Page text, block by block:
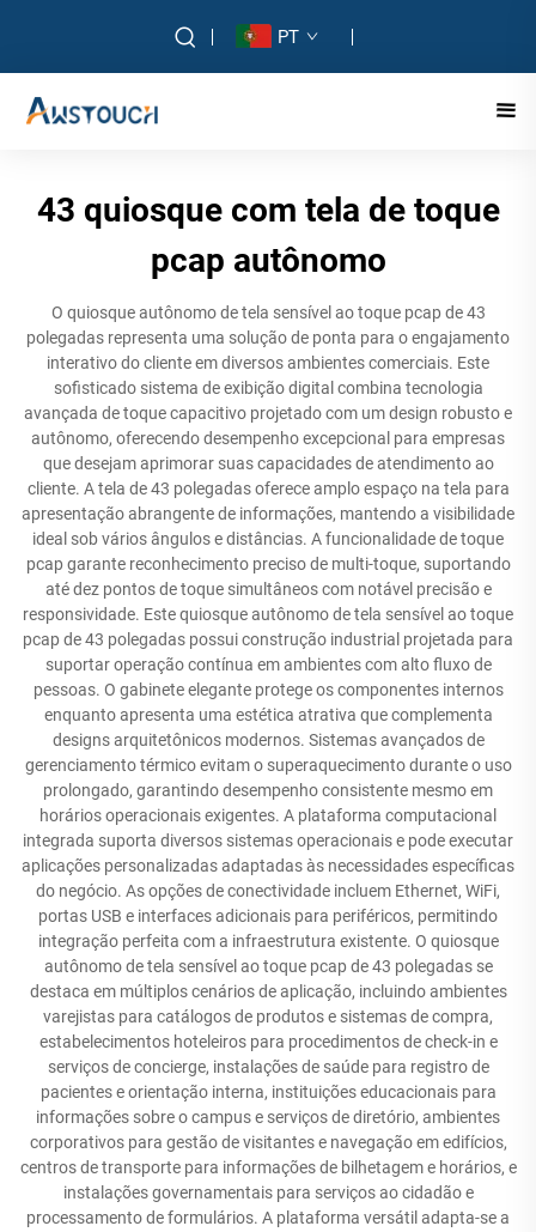
PT
43 quiosque com tela de toque
pcap autônomo
O quiosque autônomo de tela sensível ao toque pcap de 43
polegadas representa uma solução de ponta para o engajamento
interativo do cliente em diversos ambientes comerciais. Este
sofisticado sistema de exibição digital combina tecnologia
avançada de toque capacitivo projetado com um design robusto e
autônomo, oferecendo desempenho excepcional para empresas
que desejam aprimorar suas capacidades de atendimento ao
cliente. A tela de 43 polegadas oferece amplo espaço na tela para
apresentação abrangente de informações, mantendo a visibilidade
ideal sob vários ângulos e distâncias. A funcionalidade de toque
pcap garante reconhecimento preciso de multi-toque, suportando
até dez pontos de toque simultâneos com notável precisão e
responsividade. Este quiosque autônomo de tela sensível ao toque
pcap de 43 polegadas possui construção industrial projetada para
suportar operação contínua em ambientes com alto fluxo de
pessoas. O gabinete elegante protege os componentes internos
enquanto apresenta uma estética atrativa que complementa
designs arquitetônicos modernos. Sistemas avançados de
gerenciamento térmico evitam o superaquecimento durante o uso
prolongado, garantindo desempenho consistente mesmo em
horários operacionais exigentes. A plataforma computacional
integrada suporta diversos sistemas operacionais e pode executar
aplicações personalizadas adaptadas às necessidades específicas
do negócio. As opções de conectividade incluem Ethernet, WiFi,
portas USB e interfaces adicionais para periféricos, permitindo
integração perfeita com a infraestrutura existente. O quiosque
autônomo de tela sensível ao toque pcap de 43 polegadas se
destaca em múltiplos cenários de aplicação, incluindo ambientes
varejistas para catálogos de produtos e sistemas de compra,
estabelecimentos hoteleiros para procedimentos de check-in e
serviços de concierge, instalações de saúde para registro de
pacientes e orientação interna, instituições educacionais para
informações sobre o campus e serviços de diretório, ambientes
corporativos para gestão de visitantes e navegação em edifícios,
centros de transporte para informações de bilhetagem e horários, e
instalações governamentais para serviços ao cidadão e
processamento de formulários. A plataforma versátil adapta-se a